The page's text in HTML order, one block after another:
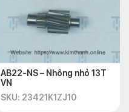
AB22-NS – Nhông nhỏ 13T
VN
SKU: 23421K1ZJ10